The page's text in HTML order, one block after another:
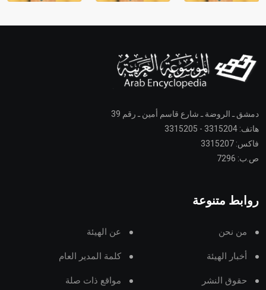
دمشق ـ الروضة ـ شارع قاسم أمين ـ رقم 39
هاتف: 3315204 - 3315205
فاكس: 3315207
ص.ب: 7296
روابط متنوعة
من نحن عن الهيئة
أخبار الهيئة كلمة المدير العام
حقوق النشر مواقع ذات صلة